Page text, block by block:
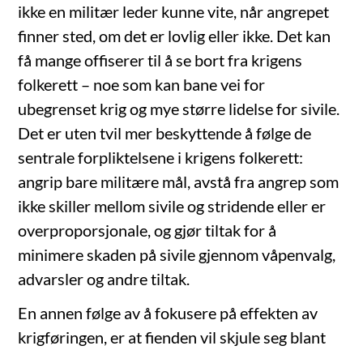
ikke en militær leder kunne vite, når angrepet
finner sted, om det er lovlig eller ikke. Det kan
få mange offiserer til å se bort fra krigens
folkerett – noe som kan bane vei for
ubegrenset krig og mye større lidelse for sivile.
Det er uten tvil mer beskyttende å følge de
sentrale forpliktelsene i krigens folkerett:
angrip bare militære mål, avstå fra angrep som
ikke skiller mellom sivile og stridende eller er
overproporsjonale, og gjør tiltak for å
minimere skaden på sivile gjennom våpenvalg,
advarsler og andre tiltak.
En annen følge av å fokusere på effekten av
krigføringen, er at fienden vil skjule seg blant